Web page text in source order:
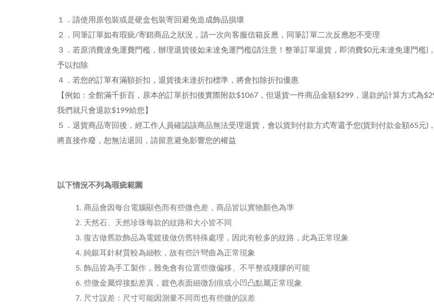
１．請使用原包裝或是硬盒包裝寄回避免造成飾品損壞
２．同筆訂單如有瑕疵/寄錯商品之狀況，請一次向客服信箱反應，同筆訂單二次反應恕不受理
３．若原消費達免運費門檻，辦理退貨後如未達免運門檻(請注意！整筆訂單退貨，即消費$0元未達免運門檻)
予以扣除
４．若您的訂單有滿額折扣，退貨後未達折扣標準，將會扣除折扣優惠
【例如：全館滿千折百，原本的訂單折扣後實際附款$1067，但退貨一件商品金額$299，退款的計算方式為
我們就只會退款$199給您】
５．退貨商品寄回後，經工作人員確認該商品無法受理退貨，會以貨到付款方式寄還予您(貨到付款金額65元)
將直接作廢，恕無法退回，請留意避免影響您的權益
以下情況不列為瑕疵範圍
商品會因每台電腦顯色而有些微色差，商品皆以實物顏色為準
天然石、天然珍珠每款的紋路和大小皆不同
復古做舊款飾品為電鍍後做仿舊特殊處理，因此有較多的紋路，此為正常現象
純銀耳針材質較為細軟，故有些許彎曲為正常現象
飾品皆為手工製作，難免會有位置些微偏移、不平整或殘膠的可能
些微金屬焊接點差異，鍍色表面細微刮痕或小凹凸點屬正常現象
尺寸誤差：尺寸可能因測量不同而也有些微的誤差